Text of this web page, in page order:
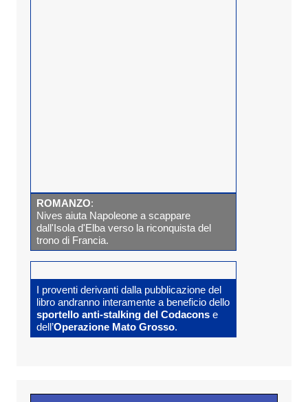
ROMANZO:
Nives aiuta Napoleone a scappare
dall'Isola d'Elba verso la riconquista del
trono di Francia.
I proventi derivanti dalla pubblicazione del
libro andranno interamente a beneficio dello
sportello anti-stalking del Codaconse
dell’Operazione Mato Grosso.